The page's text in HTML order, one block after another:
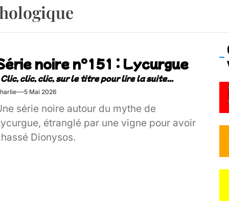
noire n°151 : Lycurgue
5 Mai 2026
série noire autour du mythe de
étranglé par une vigne pour avoir
Dionysos.